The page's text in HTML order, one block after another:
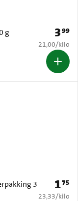
g Prijs:
399
€ 21,00 per
21,00/kilo
3
Prijs:
175
€ 23,33 per
23,33/kilo